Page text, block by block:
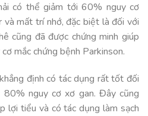
có thể giảm tới 60% nguy cơ
và mất trí nhớ, đặc biệt là đối với
cũng đã được chứng minh giúp
mắc chứng bệnh Parkinson.
định có tác dụng rất tốt đối
nguy cơ xơ gan. Đây cũng
lợi tiểu và có tác dụng làm sạch